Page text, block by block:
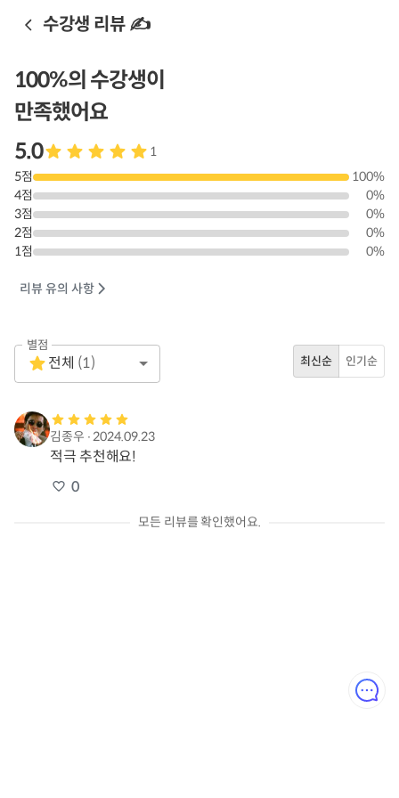
수강생 리뷰 ✍️
100%의 수강생이
만족했어요
5.0
1
5점 100%
4점 0%
3점 0%
2점 0%
1점 0%
리뷰 유의 사항
별점
1 Star
Empty
전체 (1) 최신순 인기순
김종우 ∙2024.09.23
적극 추천해요!
0
모든 리뷰를 확인했어요.